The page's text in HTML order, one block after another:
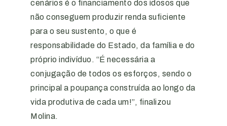
cenários é o financiamento dos idosos que
não conseguem produzir renda suficiente
para o seu sustento, o que é
responsabilidade do Estado, da família e do
próprio indivíduo. “É necessária a
conjugação de todos os esforços, sendo o
principal a poupança construída ao longo da
vida produtiva de cada um!”, finalizou
Molina.